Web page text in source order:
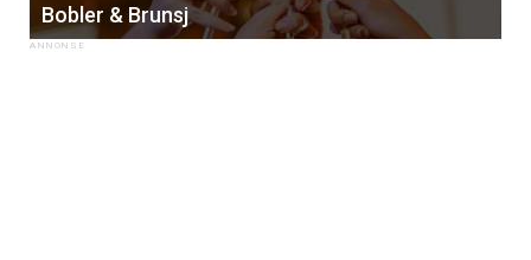
Bobler & Brunsj